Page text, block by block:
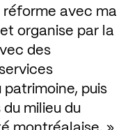
réforme avec ma
organise par la
des
patrimoine, puis
du milieu du